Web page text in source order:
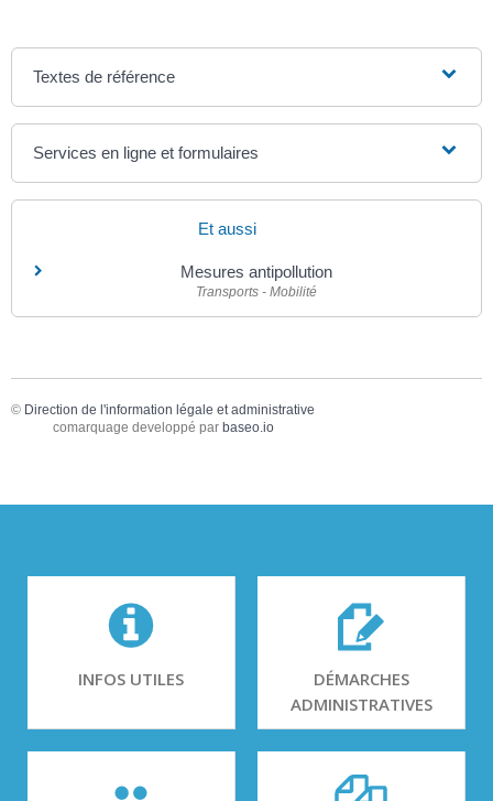
Textes de référence
Services en ligne et formulaires
Et aussi
Mesures antipollution
Transports - Mobilité
© Direction de l'information légale et administrative
comarquage developpé par baseo.io
INFOS UTILES
DÉMARCHES
ADMINISTRATIVES